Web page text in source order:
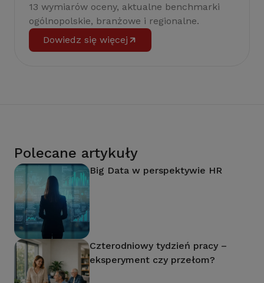
13 wymiarów oceny, aktualne benchmarki
ogólnopolskie, branżowe i regionalne.
Dowiedz się więcej
Polecane artykuły
Big Data w perspektywie HR
Czterodniowy tydzień pracy –
eksperyment czy przełom?